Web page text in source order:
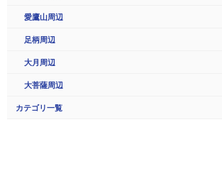
愛鷹山周辺
足柄周辺
大月周辺
大菩薩周辺
カテゴリ一覧